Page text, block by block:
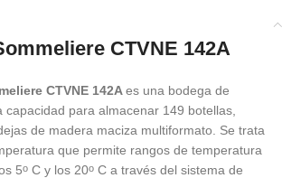
CTVNE 142A
CTVNE 142Aes una bodega de
capacidad para almacenar 149 botellas,
de madera maciza multiformato. Se trata
que permite rangos de temperatura
5o C y los 20o C a través del sistema de